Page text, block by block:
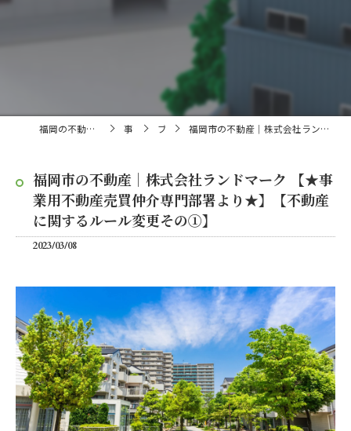
福岡の不動産売買・仲介なら株式会社ランドマーク 事業内容 ブログ 福岡市の不動産｜株式会社ランドマーク 【★事業用不動産売買仲介専門部署より★】【不動産に関するルール変更その①】
福岡市の不動産｜株式会社ランドマーク 【★事
業用不動産売買仲介専門部署より★】【不動産
に関するルール変更その①】
2023/03/08